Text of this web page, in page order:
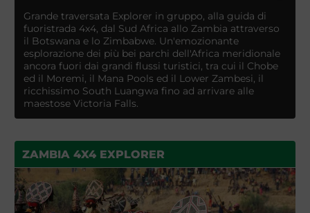
Grande traversata Explorer in gruppo, alla guida di
fuoristrada 4x4, dal Sud Africa allo Zambia attraverso
il Botswana e lo Zimbabwe. Un'emozionante
esplorazione dei più bei parchi dell'Africa meridionale
ancora fuori dai grandi flussi turistici, tra cui il Chobe
ed il Moremi, il Mana Pools ed il Lower Zambesi, il
ricchissimo South Luangwa fino ad arrivare alle
maestose Victoria Falls.
ZAMBIA 4X4 EXPLORER